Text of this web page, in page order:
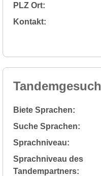
PLZ Ort:
Kontakt:
Biete Sprachen:
Suche Sprachen:
Sprachniveau:
Sprachniveau des
Tandempartners: